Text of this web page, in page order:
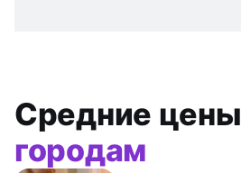
Средние цены
городам